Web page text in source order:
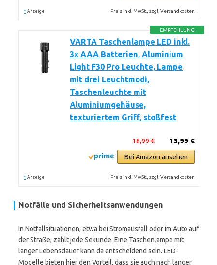
* Anzeige Preis inkl. MwSt., zzgl. Versandkosten
EMPFEHLUNG
VARTA Taschenlampe LED inkl.
3x AAA Batterien, Aluminium
Light F30 Pro Leuchte, Lampe
mit drei Leuchtmodi,
Taschenleuchte mit
Aluminiumgehäuse,
texturiertem Griff, stoßfest
13,99 €
18,99 €
Bei Amazon ansehen
* Anzeige Preis inkl. MwSt., zzgl. Versandkosten
Notfälle und Sicherheitsanwendungen
In Notfallsituationen, etwa bei Stromausfall oder im Auto auf
der Straße, zählt jede Sekunde. Eine Taschenlampe mit
langer Lebensdauer kann da entscheidend sein. LED-
Modelle bieten hier den Vorteil, dass sie auch nach langer